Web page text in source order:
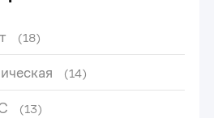
(18)
(14)
(13)